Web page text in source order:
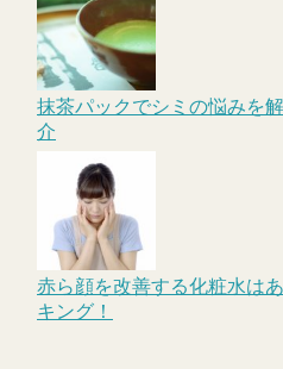
抹茶パックでシミの悩みを
介
赤ら顔を改善する化粧水は
キング！